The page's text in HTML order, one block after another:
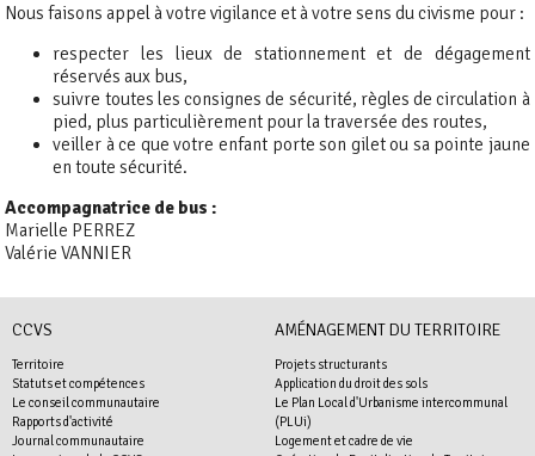
Nous faisons appel à votre vigilance et à votre sens du civisme pour :
respecter les lieux de stationnement et de dégagement
réservés aux bus,
suivre toutes les consignes de sécurité, règles de circulation à
pied, plus particulièrement pour la traversée des routes,
veiller à ce que votre enfant porte son gilet ou sa pointe jaune
en toute sécurité.
Accompagnatrice de bus :
Marielle PERREZ
Valérie VANNIER
CCVS
Territoire
Statuts et compétences
Le conseil communautaire
Rapports d'activité
Journal communautaire
AMÉNAGEMENT DU TERRITOIRE
Projets structurants
Application du droit des sols
Le Plan Local d'Urbanisme intercommunal
(PLUi)
Logement et cadre de vie